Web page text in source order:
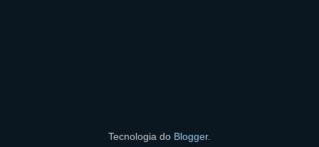
Tecnologia do Blogger.